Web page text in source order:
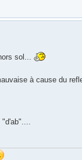
sol...
à cause du